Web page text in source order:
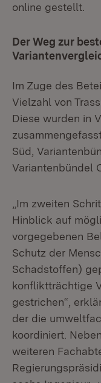
online gestellt.
Der Weg zur
Im Zuge des
Vielzahl von
Diese wurden in
Süd,
Variantenbündel
„Im zweiten
Hinblick auf
vorgegebenen
Schutz der
Schadstoffen)
konfliktträchtige
gestrichen“,
der die
koordiniert.
weiteren